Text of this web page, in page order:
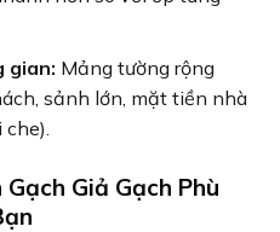
gian: Mảng tường rộng
sảnh lớn, mặt tiền nhà
Giả Gạch Phù